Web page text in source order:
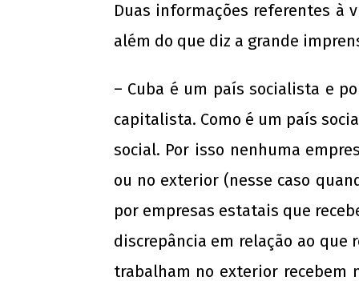
Duas informações referentes à
além do que diz a grande
– Cuba é um país socialista e
capitalista. Como é um país
social. Por isso nenhuma
ou no exterior (nesse caso
por empresas estatais que
discrepância em relação ao que
trabalham no exterior recebem